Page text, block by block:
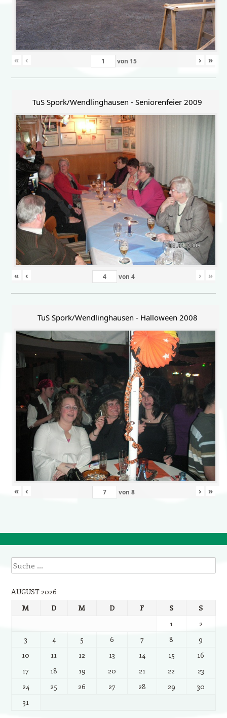
« ‹ von 15 › »
TuS Spork/Wendlinghausen - Seniorenfeier 2009
« ‹ von 4 › »
TuS Spork/Wendlinghausen - Halloween 2008
« ‹ von 8 › »
Suche
AUGUST 2026
M
D M D F S
S
1
2
3
4 5 6 7 8
9
10
11 12 13 14 15
16
17
18 19 20 21 22
23
24
25 26 27 28 29
30
31